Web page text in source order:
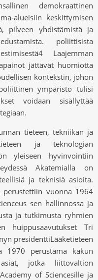
demokraattinen
alueisiin keskittymisen
pilveen yhdistämistä ja
poliittisista
Laajemman
jättävät huomiotta
kontekstin, johon
ympäristö tulisi
voidaan sisällyttää
tieteen, tekniikan ja
ja teknologian
yleiseen hyvinvointiin
Akatemialla on
ja teknisiä asioita.
perustettiin vuonna 1964
sen hallinnossa ja
ja tutkimusta ryhmien
huippusaavutukset Tri
presidenttiLääketieteen
1970 perustama kakun
jotka liittovaltion
of Sciencesille ja